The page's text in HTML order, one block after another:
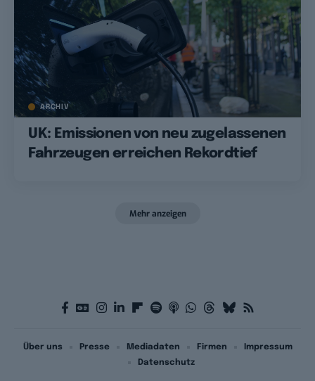
ARCHIV
UK: Emissionen von neu zugelassenen
Fahrzeugen erreichen Rekordtief
Mehr anzeigen
Über uns Presse Mediadaten Firmen
Impressum
Datenschutz